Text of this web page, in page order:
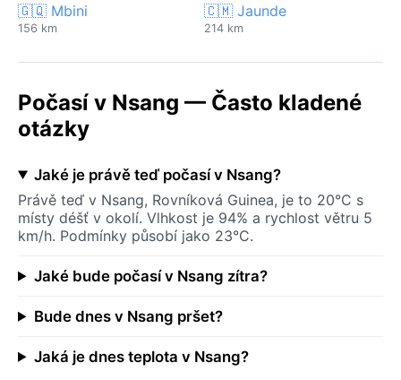
🇬🇶 Mbini
156 km
🇨🇲 Jaunde
214 km
Počasí v Nsang — Často kladené
otázky
Jaké je právě teď počasí v Nsang?
Právě teď v Nsang, Rovníková Guinea, je to 20°C s
místy déšť v okolí. Vlhkost je 94% a rychlost větru 5
km/h. Podmínky působí jako 23°C.
Jaké bude počasí v Nsang zítra?
Bude dnes v Nsang pršet?
Jaká je dnes teplota v Nsang?